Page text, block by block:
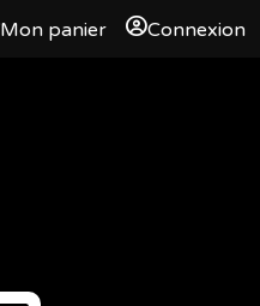
Mon panier Connexion